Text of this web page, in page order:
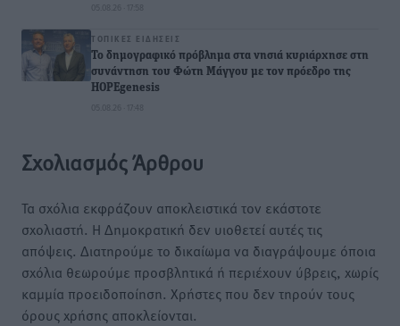
05.08.26 · 17:58
ΤΟΠΙΚΈΣ ΕΙΔΉΣΕΙΣ
To δημογραφικό πρόβλημα στα νησιά κυριάρχησε στη
συνάντηση του Φώτη Μάγγου με τον πρόεδρο της
HOPEgenesis
05.08.26 · 17:48
Σχολιασμός Άρθρου
Τα σχόλια εκφράζουν αποκλειστικά τον εκάστοτε
σχολιαστή. Η Δημοκρατική δεν υιοθετεί αυτές τις
απόψεις. Διατηρούμε το δικαίωμα να διαγράψουμε όποια
σχόλια θεωρούμε προσβλητικά ή περιέχουν ύβρεις, χωρίς
καμμία προειδοποίηση. Χρήστες που δεν τηρούν τους
όρους χρήσης αποκλείονται.